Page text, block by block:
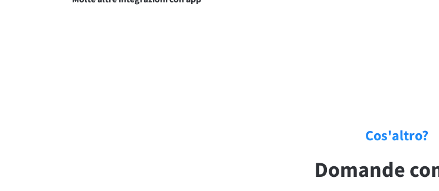
Cos'altro?
Domande